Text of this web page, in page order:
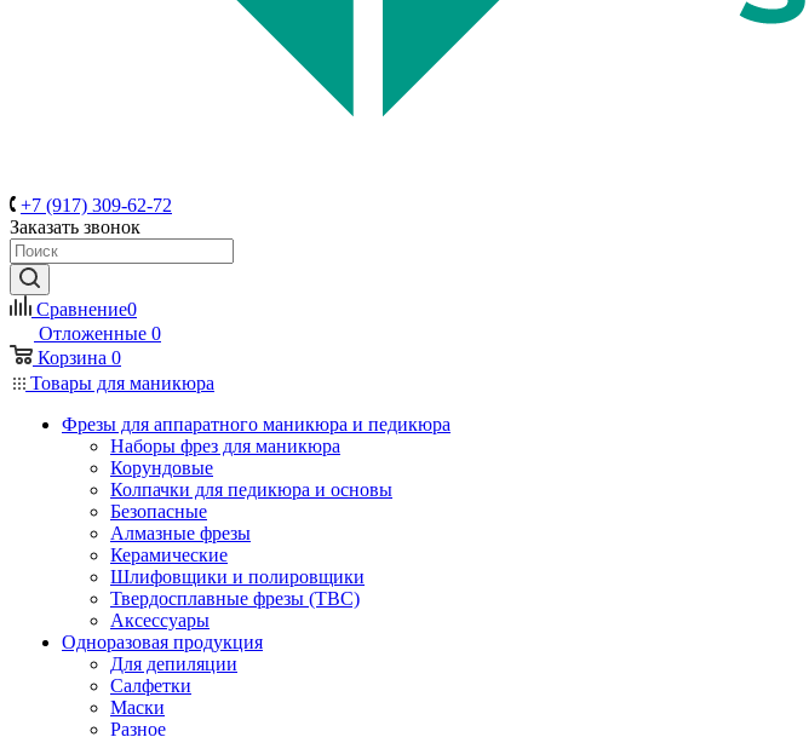
+7 (917) 309-62-72
Заказать звонок
Сравнение0
Отложенные 0
Корзина 0
Товары для маникюра
Фрезы для аппаратного маникюра и педикюра
Наборы фрез для маникюра
Корундовые
Колпачки для педикюра и основы
Безопасные
Алмазные фрезы
Керамические
Шлифовщики и полировщики
Твердосплавные фрезы (ТВС)
Аксессуары
Одноразовая продукция
Для депиляции
Салфетки
Маски
Разное